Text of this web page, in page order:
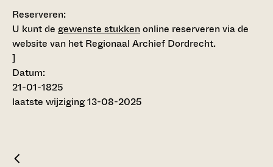
Reserveren:
U kunt de gewenste stukkenonline reserveren via de
website van het Regionaal Archief Dordrecht.
]
Datum:
21-01-1825
laatste wijziging 13-08-2025